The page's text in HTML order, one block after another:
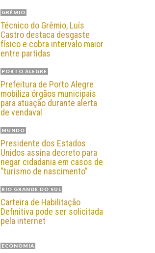
GRÊMIO
Técnico do Grêmio, Luís
Castro destaca desgaste
físico e cobra intervalo maior
entre partidas
PORTO ALEGRE
Prefeitura de Porto Alegre
mobiliza órgãos municipais
para atuação durante alerta
de vendaval
MUNDO
Presidente dos Estados
Unidos assina decreto para
negar cidadania em casos de
“turismo de nascimento”
RIO GRANDE DO SUL
Carteira de Habilitação
Definitiva pode ser solicitada
pela internet
ECONOMIA